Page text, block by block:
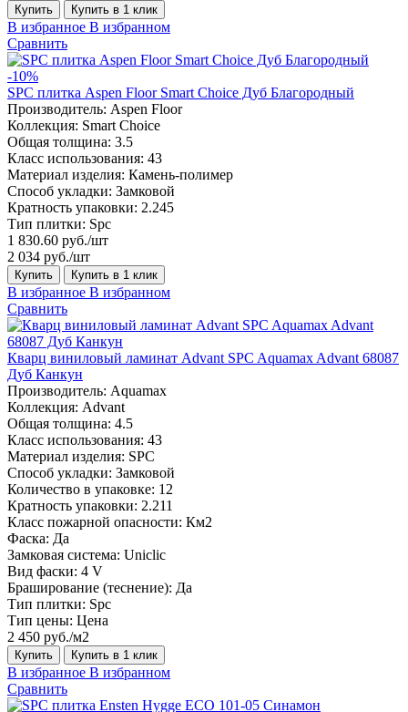
Купить Купить в 1 клик
В избранное В избранном
Сравнить
-10%
SPC плитка Aspen Floor Smart Choice Дуб Благородный
Производитель: Aspen Floor
Коллекция: Smart Choice
Общая толщина: 3.5
Класс использования: 43
Материал изделия: Камень-полимер
Способ укладки: Замковой
Кратность упаковки: 2.245
Тип плитки: Spc
1 830.60 руб./шт
2 034 руб./шт
Купить Купить в 1 клик
В избранное В избранном
Сравнить
Кварц виниловый ламинат Advant SPC Aquamax Advant 68087
Дуб Канкун
Производитель: Aquamax
Коллекция: Advant
Общая толщина: 4.5
Класс использования: 43
Материал изделия: SPC
Способ укладки: Замковой
Количество в упаковке: 12
Кратность упаковки: 2.211
Класс пожарной опасности: Км2
Фаска: Да
Замковая система: Uniclic
Вид фаски: 4 V
Браширование (теснение): Да
Тип плитки: Spc
Тип цены: Цена
2 450 руб./м2
Купить Купить в 1 клик
В избранное В избранном
Сравнить